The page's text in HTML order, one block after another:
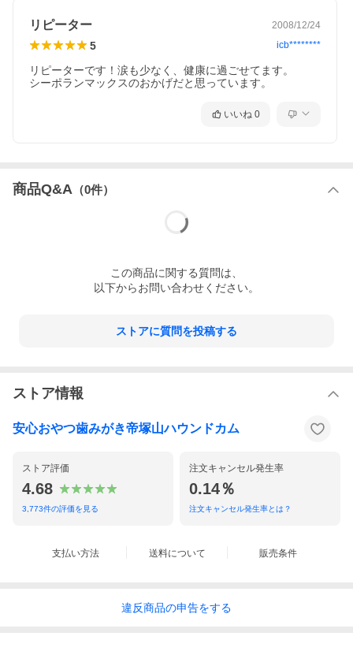
リピーター 2008/12/24
5 icb********
リピーターです！涙も少なく、健康に過ごせてます。
シーポランマックスのおかげだと思っています。
いいね 0
商品Q&A （0件）
この商品に関する質問は、
以下からお問い合わせください。
ストアに質問を投稿する
ストア情報
安心おやつ歯みがき帝塚山ハウンドカム
ストア評価
4.68
3,773件の評価を見る
注文キャンセル発生率
0.14％
注文キャンセル発生率とは？
支払い方法 送料について 販売条件
違反商品の申告をする